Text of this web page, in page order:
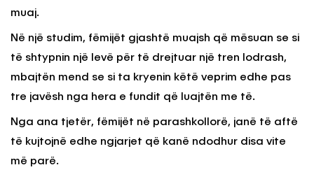
muaj.
Në një studim, fëmijët gjashtë muajsh që mësuan se si
të shtypnin një levë për të drejtuar një tren lodrash,
mbajtën mend se si ta kryenin këtë veprim edhe pas
tre javësh nga hera e fundit që luajtën me të.
Nga ana tjetër, fëmijët në parashkollorë, janë të aftë
të kujtojnë edhe ngjarjet që kanë ndodhur disa vite
më parë.